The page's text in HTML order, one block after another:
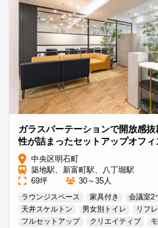
ガラスパーテーションで開放感
性が詰まったセットアップオフィ
中央区明石町
築地駅、新富町駅、八丁堀駅
69坪
30～35人
ラウンジスペース 家具付き 会議室2
天井スケルトン
男女別トイレ
リフ
フルセットアップ
クリエイティブ